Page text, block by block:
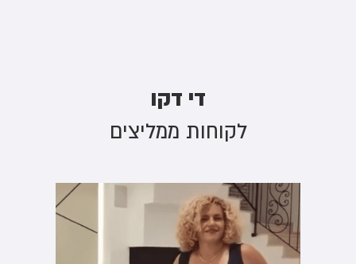
די דקו
לקוחות ממליצים